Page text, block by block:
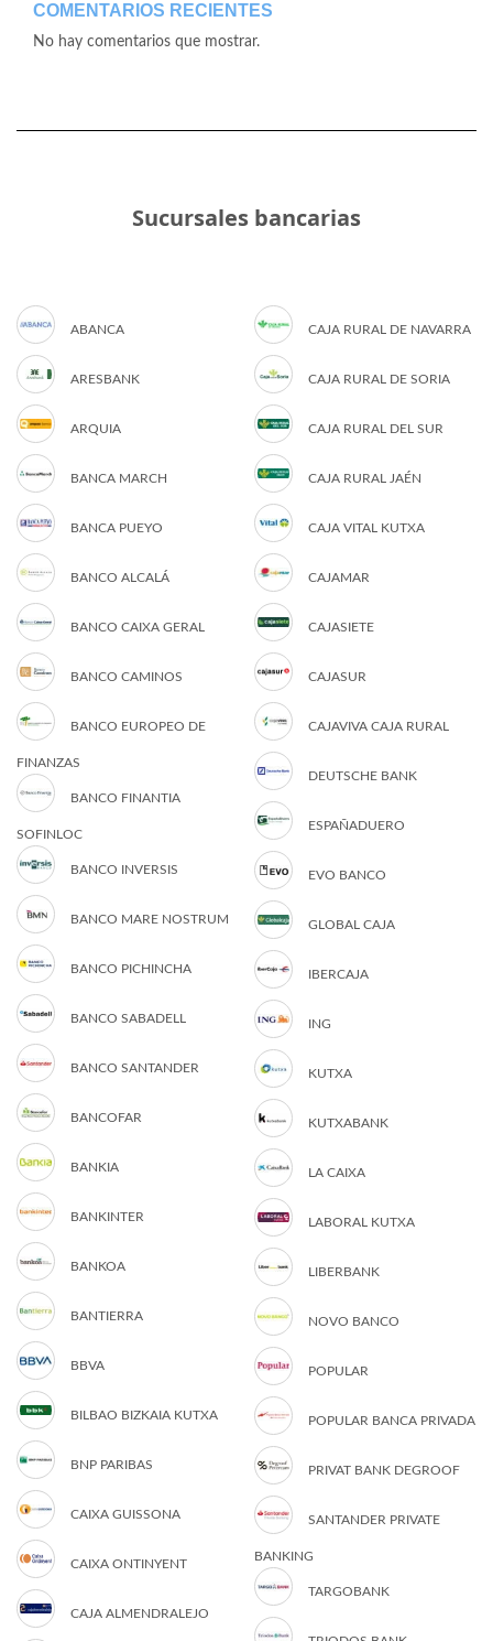
COMENTARIOS RECIENTES
No hay comentarios que mostrar.
Sucursales bancarias
ABANCA
ARESBANK
ARQUIA
BANCA MARCH
BANCA PUEYO
BANCO ALCALÁ
BANCO CAIXA GERAL
BANCO CAMINOS
BANCO EUROPEO DE
FINANZAS
BANCO FINANTIA
SOFINLOC
BANCO INVERSIS
BANCO MARE NOSTRUM
BANCO PICHINCHA
BANCO SABADELL
BANCO SANTANDER
BANCOFAR
BANKIA
BANKINTER
BANKOA
BANTIERRA
BBVA
BILBAO BIZKAIA KUTXA
BNP PARIBAS
CAIXA GUISSONA
CAIXA ONTINYENT
CAJA ALMENDRALEJO
CAJA RURAL DE NAVARRA
CAJA RURAL DE SORIA
CAJA RURAL DEL SUR
CAJA RURAL JAÉN
CAJA VITAL KUTXA
CAJAMAR
CAJASIETE
CAJASUR
CAJAVIVA CAJA RURAL
DEUTSCHE BANK
ESPAÑADUERO
EVO BANCO
GLOBAL CAJA
IBERCAJA
ING
KUTXA
KUTXABANK
LA CAIXA
LABORAL KUTXA
LIBERBANK
NOVO BANCO
POPULAR
POPULAR BANCA PRIVADA
PRIVAT BANK DEGROOF
SANTANDER PRIVATE
BANKING
TARGOBANK